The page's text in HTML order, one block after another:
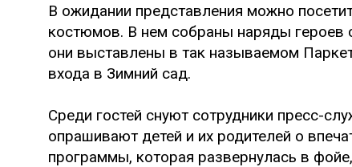
В ожидании представления можно
костюмов. В нем собраны наряды героев
они выставлены в так называемом
входа в Зимний сад.
Среди гостей снуют сотрудники пресс-
опрашивают детей и их родителей о
программы, которая развернулась в